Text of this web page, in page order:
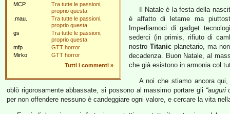
MCP
Tra tutte le passioni,
proprio questa
.mau.
Tra tutte le passioni,
proprio questa
gs
Tra tutte le passioni,
proprio questa
mfp
GTT horror
Mirko
GTT horror
Tutti i commenti »
Il Natale è la festa della
è affatto di letame ma
Imperliamoci di gadget
sederci (in primis, rifiuto di
nostro Titanic planetario, ma
decadenza. Buon Natale, al
che già esistono in armonia col
A noi che stiamo ancora
oblò rigorosamente abbassate, si possono al massimo portare gli “auguri
per non offendere nessuno è candeggiare ogni valore, e cercare la vita